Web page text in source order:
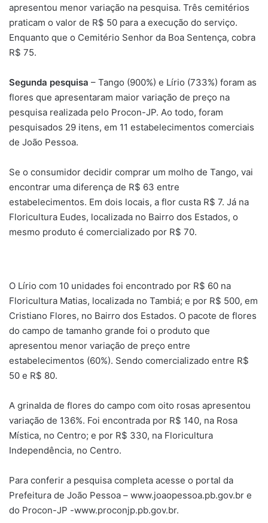
apresentou menor variação na pesquisa. Três cemitérios
praticam o valor de R$ 50 para a execução do serviço.
Enquanto que o Cemitério Senhor da Boa Sentença, cobra
R$ 75.
Segunda pesquisa – Tango (900%) e Lírio (733%) foram as
flores que apresentaram maior variação de preço na
pesquisa realizada pelo Procon-JP. Ao todo, foram
pesquisados 29 itens, em 11 estabelecimentos comerciais
de João Pessoa.
Se o consumidor decidir comprar um molho de Tango, vai
encontrar uma diferença de R$ 63 entre
estabelecimentos. Em dois locais, a flor custa R$ 7. Já na
Floricultura Eudes, localizada no Bairro dos Estados, o
mesmo produto é comercializado por R$ 70.
O Lírio com 10 unidades foi encontrado por R$ 60 na
Floricultura Matias, localizada no Tambiá; e por R$ 500, em
Cristiano Flores, no Bairro dos Estados. O pacote de flores
do campo de tamanho grande foi o produto que
apresentou menor variação de preço entre
estabelecimentos (60%). Sendo comercializado entre R$
50 e R$ 80.
A grinalda de flores do campo com oito rosas apresentou
variação de 136%. Foi encontrada por R$ 140, na Rosa
Mística, no Centro; e por R$ 330, na Floricultura
Independência, no Centro.
Para conferir a pesquisa completa acesse o portal da
Prefeitura de João Pessoa – www.joaopessoa.pb.gov.br e
do Procon-JP -www.proconjp.pb.gov.br.